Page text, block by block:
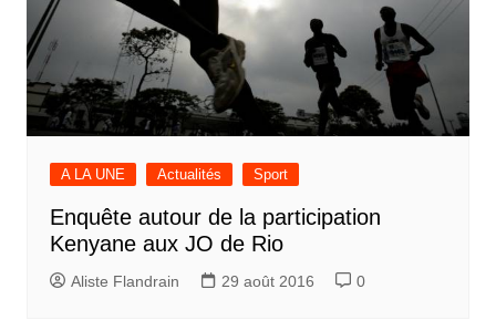
A LA UNE Actualités Sport
Enquête autour de la participation
Kenyane aux JO de Rio
Aliste Flandrain 29 août 2016 0